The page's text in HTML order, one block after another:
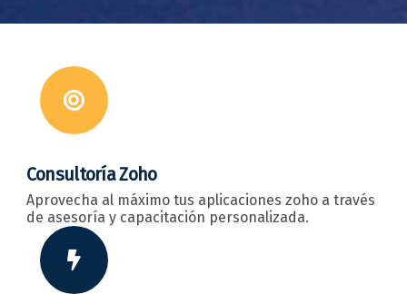
Consultoría Zoho
Aprovecha al máximo tus aplicaciones zoho a través
de asesoría y capacitación personalizada.